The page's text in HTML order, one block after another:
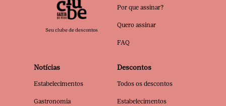
Seu clube de descontos
Por que assinar?
Quero assinar
FAQ
Notícias
Estabelecimentos
Gastronomia
Descontos
Todos os descontos
Estabelecimentos